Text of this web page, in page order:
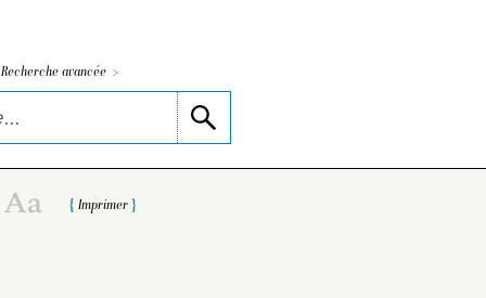
Recherche avancée >
Imprimer